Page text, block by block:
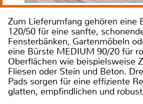
Zum Lieferumfang gehören eine
120/50 für eine sanfte,
Fensterbänken, Gartenmöbeln
eine Bürste MEDIUM 90/20 für
Oberflächen wie beispielsweise
Fliesen oder Stein und Beton.
Pads sorgen für eine effiziente
glatten, empfindlichen und